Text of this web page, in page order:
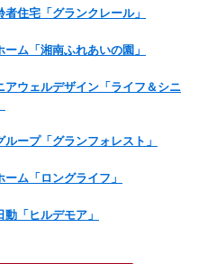
者住宅「グランクレール」
ーム「湘南ふれあいの園」
アウェルデザイン「ライフ＆シニ
ループ「グランフォレスト」
ーム「ロングライフ」
動「ヒルデモア」